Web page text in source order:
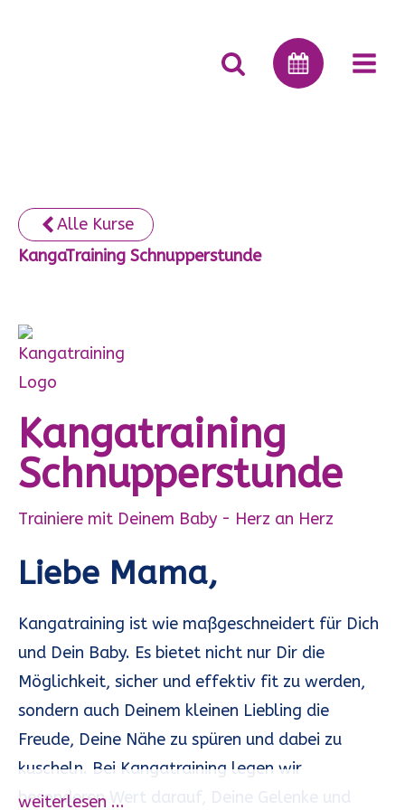
Alle Kurse
KangaTraining Schnupperstunde
Kangatraining
Schnupperstunde
Trainiere mit Deinem Baby - Herz an Herz
Liebe Mama,
Kangatraining ist wie maßgeschneidert für Dich
und Dein Baby. Es bietet nicht nur Dir die
Möglichkeit, sicher und effektiv fit zu werden,
sondern auch Deinem kleinen Liebling die
Freude, Deine Nähe zu spüren und dabei zu
kuscheln. Bei Kangatraining legen wir
besonderen Wert darauf, Deine Gelenke und
weiterlesen ...